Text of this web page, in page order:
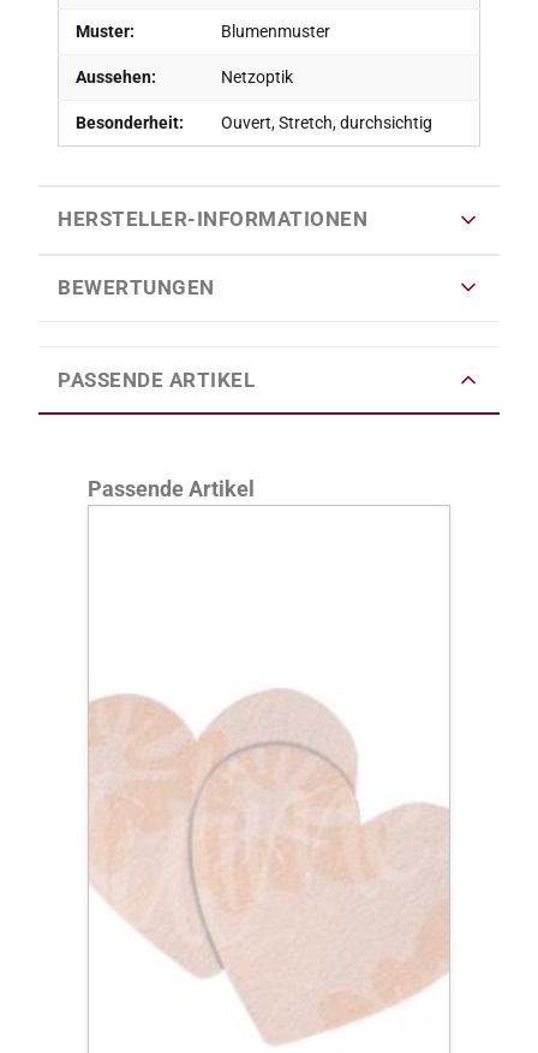
Muster: Blumenmuster
Aussehen: Netzoptik
Besonderheit: Ouvert, Stretch, durchsichtig
HERSTELLER-INFORMATIONEN
BEWERTUNGEN
PASSENDE ARTIKEL
Produktgalerie überspringen
Passende Artikel